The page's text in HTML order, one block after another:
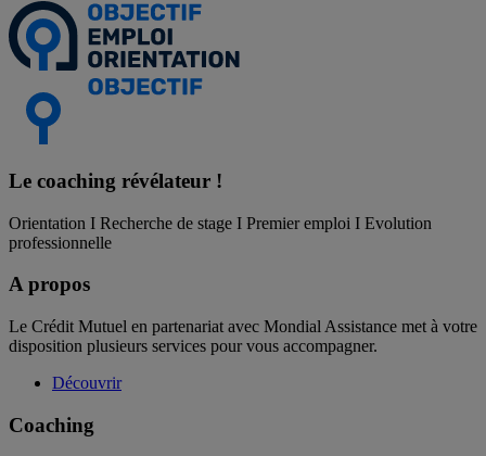
Le coaching révélateur !
Orientation I Recherche de stage I Premier emploi I Evolution
professionnelle
A propos
Le Crédit Mutuel en partenariat avec Mondial Assistance met à votre
disposition plusieurs services pour vous accompagner.
Découvrir
Coaching